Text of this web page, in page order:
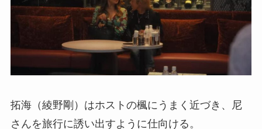
拓海（綾野剛）はホストの楓にうまく近づき、尼
さんを旅行に誘い出すように仕向ける。